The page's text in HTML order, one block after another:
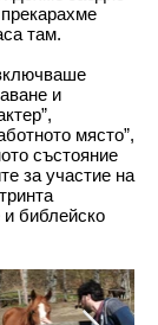
там.
и
място”,
състояние
за участие на
библейско